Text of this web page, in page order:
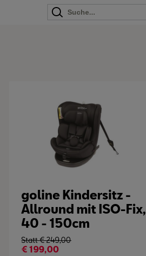
goline Kindersitz -
Allround mit ISO-Fix,
40 - 150cm
Statt €249,00
€199,00